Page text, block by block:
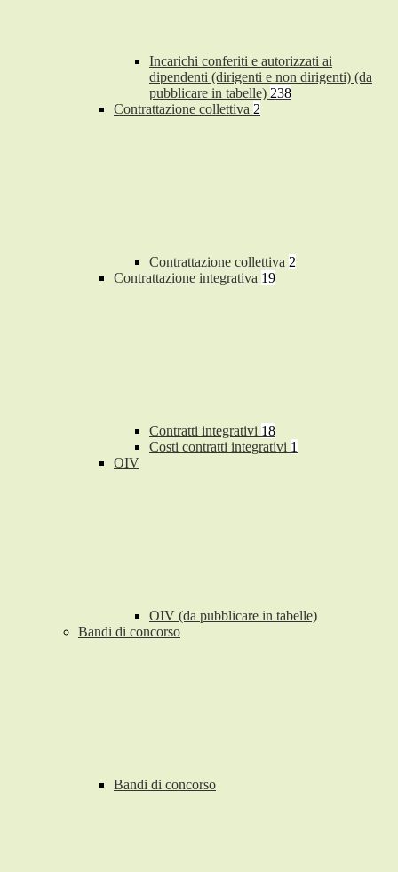
Incarichi conferiti e autorizzati ai
dipendenti (dirigenti e non dirigenti) (da
pubblicare in tabelle) 238
Contrattazione collettiva 2
Contrattazione collettiva 2
Contrattazione integrativa 19
Contratti integrativi 18
Costi contratti integrativi 1
OIV
OIV (da pubblicare in tabelle)
Bandi di concorso
Bandi di concorso